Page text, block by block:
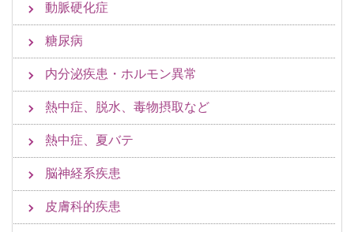
動脈硬化症
糖尿病
内分泌疾患・ホルモン異常
熱中症、脱水、毒物摂取など
熱中症、夏バテ
脳神経系疾患
皮膚科的疾患